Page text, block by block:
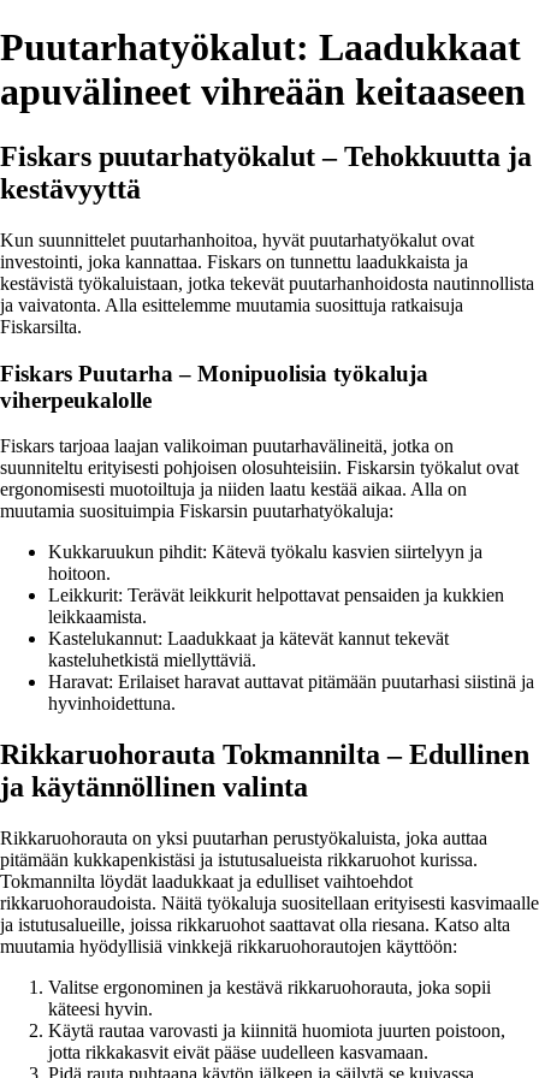
Puutarhatyökalut: Laadukkaat
apuvälineet vihreään keitaaseen
Fiskars puutarhatyökalut – Tehokkuutta ja
kestävyyttä
Kun suunnittelet puutarhanhoitoa, hyvät puutarhatyökalut ovat
investointi, joka kannattaa. Fiskars on tunnettu laadukkaista ja
kestävistä työkaluistaan, jotka tekevät puutarhanhoidosta nautinnollista
ja vaivatonta. Alla esittelemme muutamia suosittuja ratkaisuja
Fiskarsilta.
Fiskars Puutarha – Monipuolisia työkaluja
viherpeukalolle
Fiskars tarjoaa laajan valikoiman puutarhavälineitä, jotka on
suunniteltu erityisesti pohjoisen olosuhteisiin. Fiskarsin työkalut ovat
ergonomisesti muotoiltuja ja niiden laatu kestää aikaa. Alla on
muutamia suosituimpia Fiskarsin puutarhatyökaluja:
Kukkaruukun pihdit: Kätevä työkalu kasvien siirtelyyn ja
hoitoon.
Leikkurit: Terävät leikkurit helpottavat pensaiden ja kukkien
leikkaamista.
Kastelukannut: Laadukkaat ja kätevät kannut tekevät
kasteluhetkistä miellyttäviä.
Haravat: Erilaiset haravat auttavat pitämään puutarhasi siistinä ja
hyvinhoidettuna.
Rikkaruohorauta Tokmannilta – Edullinen
ja käytännöllinen valinta
Rikkaruohorauta on yksi puutarhan perustyökaluista, joka auttaa
pitämään kukkapenkistäsi ja istutusalueista rikkaruohot kurissa.
Tokmannilta löydät laadukkaat ja edulliset vaihtoehdot
rikkaruohoraudoista. Näitä työkaluja suositellaan erityisesti kasvimaalle
ja istutusalueille, joissa rikkaruohot saattavat olla riesana. Katso alta
muutamia hyödyllisiä vinkkejä rikkaruohorautojen käyttöön:
Valitse ergonominen ja kestävä rikkaruohorauta, joka sopii
käteesi hyvin.
Käytä rautaa varovasti ja kiinnitä huomiota juurten poistoon,
jotta rikkakasvit eivät pääse uudelleen kasvamaan.
Pidä rauta puhtaana käytön jälkeen ja säilytä se kuivassa